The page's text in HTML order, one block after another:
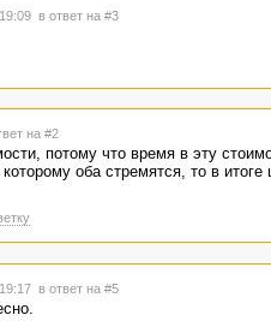
в ответ на #3
на #2
потому что время в эту
оба стремятся, то в
в ответ на #5